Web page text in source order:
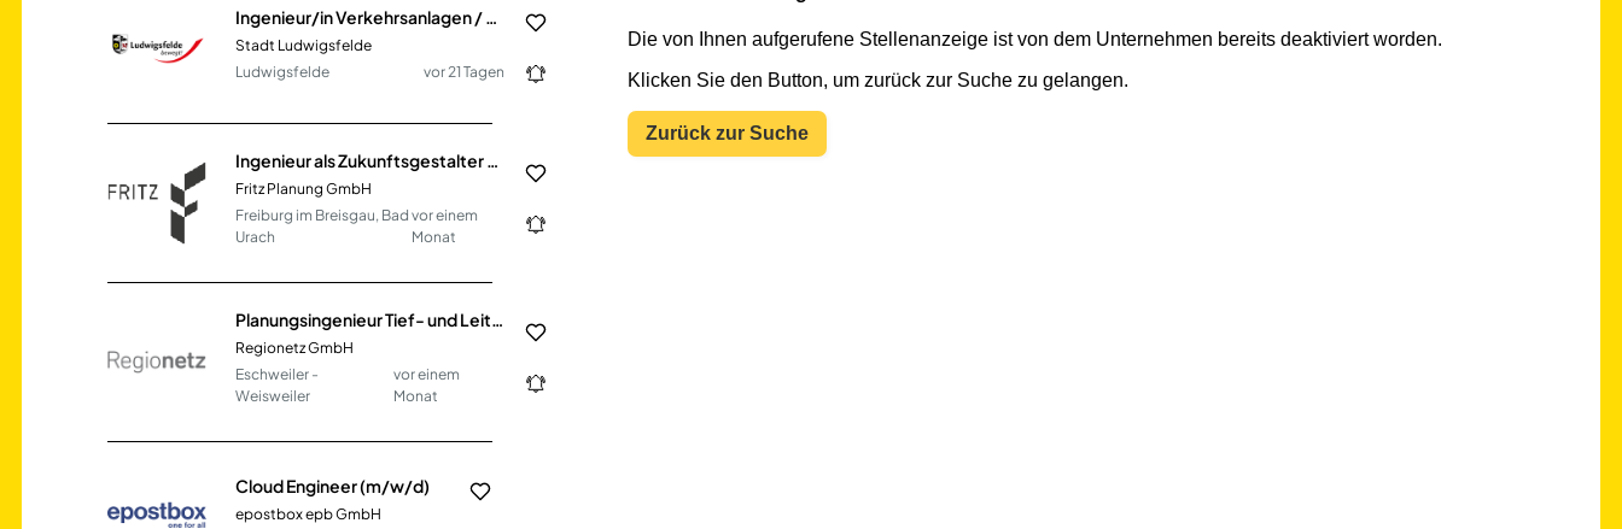
Stadt Ludwigsfelde
Ludwigsfelde
vor 21 Tagen
Ingenieur als Zukunftsgestalter Wasserversorgung (m/w/d)
Fritz Planung GmbH
Freiburg im Breisgau, Bad
Urach
vor einem
Monat
Planungsingenieur Tief- und Leitungsbau (m/w/d)
Regionetz GmbH
Eschweiler -
Weisweiler
vor einem
Monat
Cloud Engineer (m/w/d)
epostbox epb GmbH